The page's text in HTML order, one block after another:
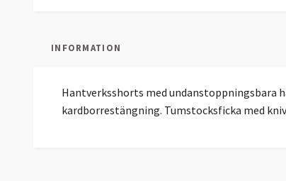
INFORMATION
Hantverksshorts med undanstoppningsbara
kardborrestängning. Tumstocksficka med